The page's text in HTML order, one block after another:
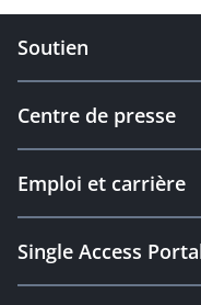
Soutien
Centre de presse
Emploi et carrière
Single Access